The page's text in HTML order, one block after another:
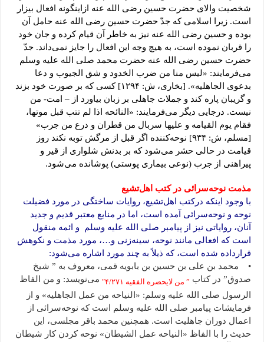
شخصیت والای حضرت حسین رضی الله عنه ازاینگونه افعال بیزار
است. زیرا اسلامی که جدّ حضرت حسین رضی الله عنه حامل آن
بوده و حسین رضی الله عنه نیز به خاطر آن قیام کرده و جان خود
را قربان نموده است، به هیچ وجه این افعال را جایز نمی‌داند. جدّ
حضرت حسین رضی الله عنه حضرت محمد صلی الله علیه وسلم
می‌فرمایند: «لیس منا من ضرب الخدود و شق الجیوب و دعا
بدعوی الجاهلیه». [بخاری، ش: ۱۲۹۴] کسی که بر صورت خود بزند
و گریبان پاره کند و جملات جاهلی بر زبان بیاورد از – امت- من
نیست. درجایی دیگر می‌فرمایند: «النائحه اذا لم تتب قبل موتها،
فقام یوم القیامه و علیها سربال من قطران و درع من جرب»
[مسلم، ش: ۹۳۴] نوحه‌کننده اگر قبل از مرگش توبه نکند روز
قیامت در حالی حشر می‌شود که بر بدنش شلواری از قیر و
پیراهنی از جرب (نوعی بیماری پوستی) پوشانده می‌شود.
مذمت نوحه‌سرائی در کتب اهل‌تشیع
با وجود اینکه درکتب اهل‌تشیع، روایات ساختگی در مورد فضیلت
نوحه و نوحه‌سرائی آمده است، اما در منابع معتبر قدیم و جدید
آنان، روایاتی نیز از پیامبر صلی الله علیه وسلم و ائمه منقول
است که افعالی مانند نوحه، سینه‌زنی و…، مورد مذمت و نکوهش
قرارداده شده است، که ذیلاً به چند مورد اشاره می‌شود:
• محمد بن علی بن حسین بن بابویه قمی، معروف به ” شیخ
صدوق” در کتاب ” من لایحضره الفقیه ۴/۲۷۱″
می‌نویسد: و من الفاظ
الرسول صلی الله علیه وسلم: «النیاحه من عمل الجاهلیه» و از
فرمایشات پیامبر صلی الله علیه وسلم است که نوحه‌سرائی از
اعمال دوران جاهلیت است. همچنین محمد باقر مجلسی، این
حدیث را با الفاظ «النیاحه عمل الشیطان» نوحه کردن کار شیطان